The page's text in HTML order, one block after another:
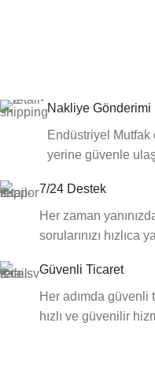
Nakliye Gönderimi
Endüstriyel Mutfak
yerine güvenle
7/24 Destek
Her zaman
sorularınızı hızlıca
Güvenli Ticaret
Her adımda güvenli
hızlı ve güvenilir